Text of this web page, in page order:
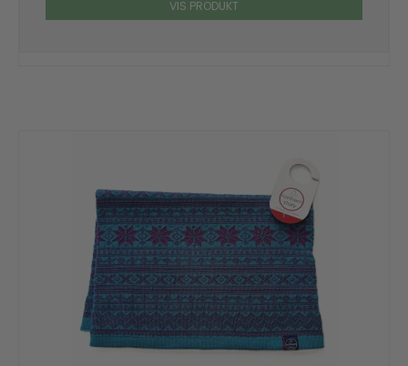
VIS PRODUKT